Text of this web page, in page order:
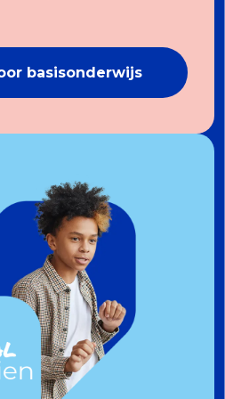
basisonderwijs